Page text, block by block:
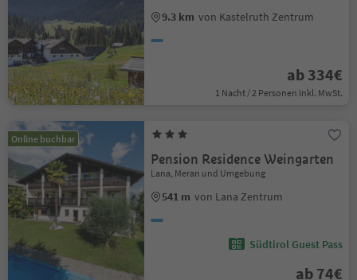
9.3 km von Kastelruth Zentrum
ab 334€
1 Nacht / 2 Personen Inkl. MwSt.
Online buchbar
Pension Residence Weingarten
Lana, Meran und Umgebung
541 m von Lana Zentrum
Südtirol Guest Pass
ab 74€